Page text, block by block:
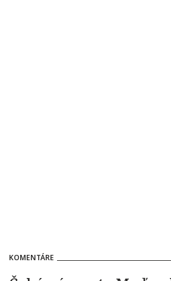
KOMENTÁRE